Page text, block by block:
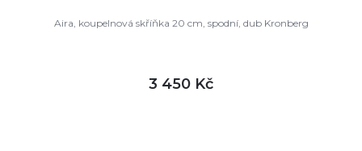
Aira, koupelnová skříňka 20 cm, spodní, dub Kronberg
3 450 Kč